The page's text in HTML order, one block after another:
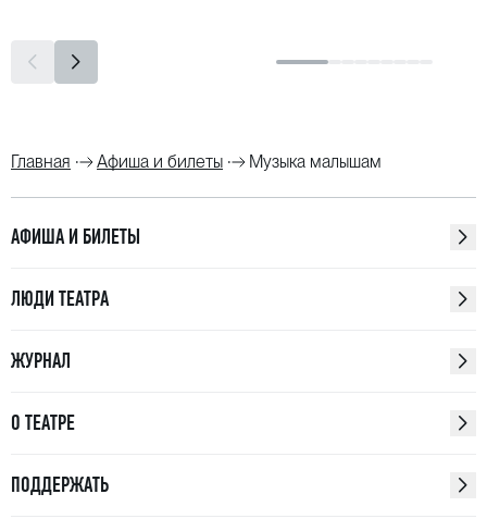
Главная Афиша и билеты Музыка малышам
АФИША И БИЛЕТЫ
ЛЮДИ ТЕАТРА
ЖУРНАЛ
О ТЕАТРЕ
ПОДДЕРЖАТЬ